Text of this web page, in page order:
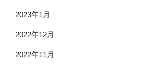
2023年1月
2022年12月
2022年11月